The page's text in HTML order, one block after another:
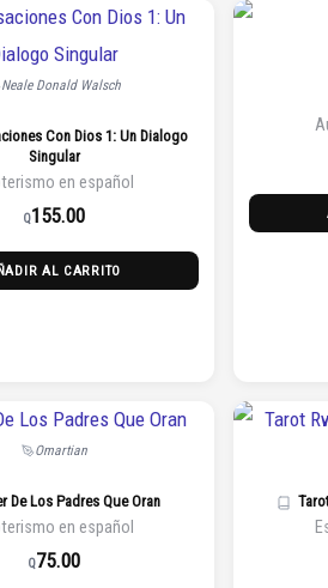
Neale Donald Walsch
Con Dios 1: Un Dialogo
Singular
en español
Q155.00
AL CARRITO
Omartian
De Los Padres Que Oran
en español
Q75.00